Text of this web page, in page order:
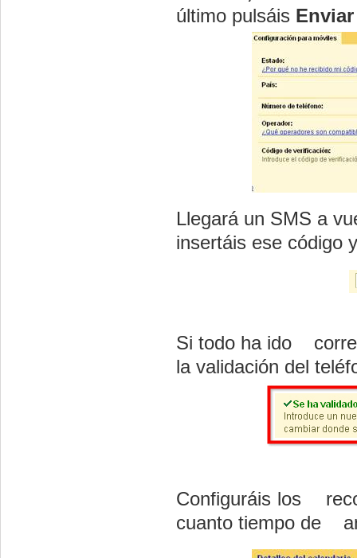
último pulsáis
Llegará un SMS a
insertáis ese código
Si todo ha ido
la validación del
Configuráis los
cuanto tiempo de